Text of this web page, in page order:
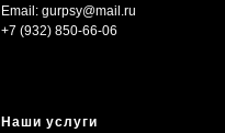
Email: gurpsy@mail.ru
+7 (932) 850-66-06
Наши услуги